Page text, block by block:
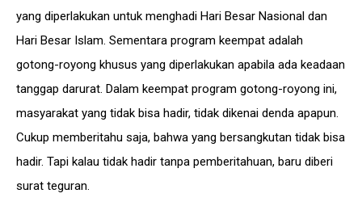
yang diperlakukan untuk menghadi Hari Besar Nasional dan
Hari Besar Islam. Sementara program keempat adalah
gotong-royong khusus yang diperlakukan apabila ada keadaan
tanggap darurat. Dalam keempat program gotong-royong ini,
masyarakat yang tidak bisa hadir, tidak dikenai denda apapun.
Cukup memberitahu saja, bahwa yang bersangkutan tidak bisa
hadir. Tapi kalau tidak hadir tanpa pemberitahuan, baru diberi
surat teguran.